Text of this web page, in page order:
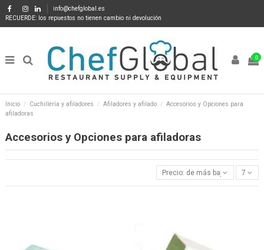
info@chefglobal.es
RECUERDE: los repuestos no tienen cambio ni devolución
0
Inicio Cuchillería y afiladores Afiladores y afilado
Accesorios y Opciones para
afiladoras
Accesorios y Opciones para afiladoras
Precio: de más bajo a más alto
7